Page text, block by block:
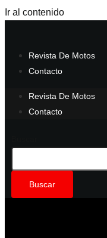
Ir al contenido
Revista De Motos
Contacto
Revista De Motos
Contacto
Buscar